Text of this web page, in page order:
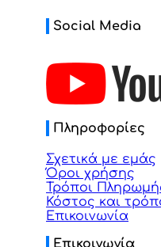
Social Media
Πληροφορίες
Σχετικά με εμάς
Όροι χρήσης
Τρόποι
Κόστος και
Επικοινωνία
Επικοινωνία